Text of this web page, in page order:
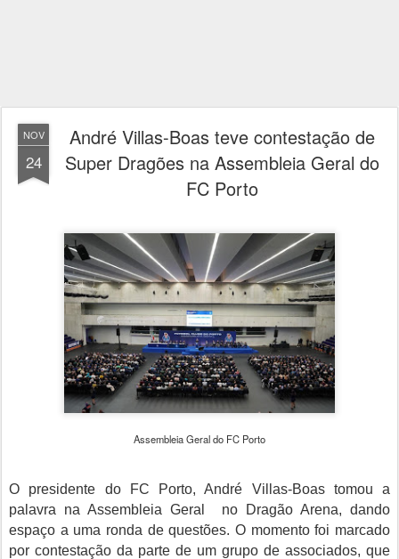
NOV
24
André Villas-Boas teve contestação de
Super Dragões na Assembleia Geral do
FC Porto
Assembleia Geral do FC Porto
O presidente do FC Porto, André Villas-Boas tomou a
palavra na Assembleia Geral no Dragão Arena, dando
espaço a uma ronda de questões. O momento foi marcado
por contestação da parte de um grupo de associados, que